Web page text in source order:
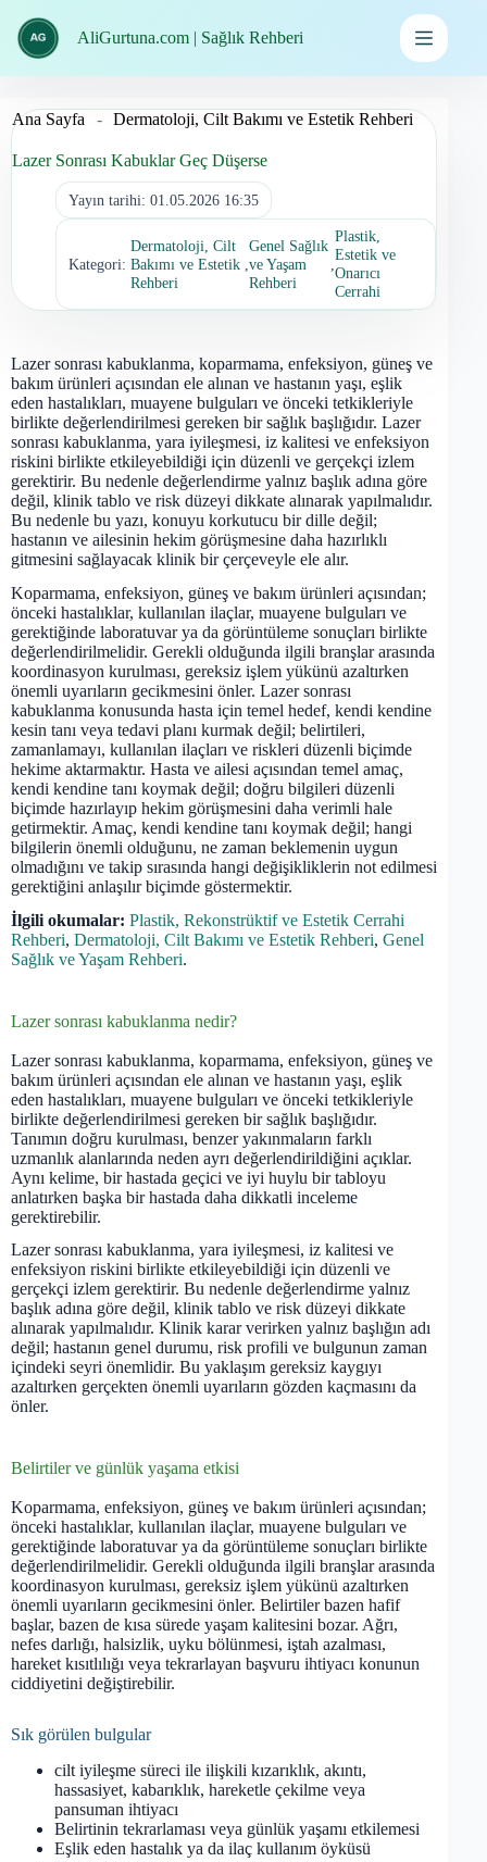
geç
AliGurtuna.com | Sağlık Rehberi
Ana Sayfa - Dermatoloji, Cilt Bakımı ve Estetik Rehberi
Lazer Sonrası Kabuklar Geç Düşerse
Yayın tarihi: 01.05.2026 16:35
Kategori:
Dermatoloji, Cilt
Bakımı ve Estetik
Rehberi
Genel Sağlık
ve Yaşam
Rehberi
Plastik,
Estetik ve
Onarıcı
Cerrahi
Lazer sonrası kabuklanma, koparmama, enfeksiyon, güneş ve
bakım ürünleri açısından ele alınan ve hastanın yaşı, eşlik
eden hastalıkları, muayene bulguları ve önceki tetkikleriyle
birlikte değerlendirilmesi gereken bir sağlık başlığıdır. Lazer
sonrası kabuklanma, yara iyileşmesi, iz kalitesi ve enfeksiyon
riskini birlikte etkileyebildiği için düzenli ve gerçekçi izlem
gerektirir. Bu nedenle değerlendirme yalnız başlık adına göre
değil, klinik tablo ve risk düzeyi dikkate alınarak yapılmalıdır.
Bu nedenle bu yazı, konuyu korkutucu bir dille değil;
hastanın ve ailesinin hekim görüşmesine daha hazırlıklı
gitmesini sağlayacak klinik bir çerçeveyle ele alır.
Koparmama, enfeksiyon, güneş ve bakım ürünleri açısından;
önceki hastalıklar, kullanılan ilaçlar, muayene bulguları ve
gerektiğinde laboratuvar ya da görüntüleme sonuçları birlikte
değerlendirilmelidir. Gerekli olduğunda ilgili branşlar arasında
koordinasyon kurulması, gereksiz işlem yükünü azaltırken
önemli uyarıların gecikmesini önler. Lazer sonrası
kabuklanma konusunda hasta için temel hedef, kendi kendine
kesin tanı veya tedavi planı kurmak değil; belirtileri,
zamanlamayı, kullanılan ilaçları ve riskleri düzenli biçimde
hekime aktarmaktır. Hasta ve ailesi açısından temel amaç,
kendi kendine tanı koymak değil; doğru bilgileri düzenli
biçimde hazırlayıp hekim görüşmesini daha verimli hale
getirmektir. Amaç, kendi kendine tanı koymak değil; hangi
bilgilerin önemli olduğunu, ne zaman beklemenin uygun
olmadığını ve takip sırasında hangi değişikliklerin not edilmesi
gerektiğini anlaşılır biçimde göstermektir.
İlgili okumalar: Plastik, Rekonstrüktif ve Estetik Cerrahi
Rehberi, Dermatoloji, Cilt Bakımı ve Estetik Rehberi, Genel
Sağlık ve Yaşam Rehberi.
Lazer sonrası kabuklanma nedir?
Lazer sonrası kabuklanma, koparmama, enfeksiyon, güneş ve
bakım ürünleri açısından ele alınan ve hastanın yaşı, eşlik
eden hastalıkları, muayene bulguları ve önceki tetkikleriyle
birlikte değerlendirilmesi gereken bir sağlık başlığıdır.
Tanımın doğru kurulması, benzer yakınmaların farklı
uzmanlık alanlarında neden ayrı değerlendirildiğini açıklar.
Aynı kelime, bir hastada geçici ve iyi huylu bir tabloyu
anlatırken başka bir hastada daha dikkatli inceleme
gerektirebilir.
Lazer sonrası kabuklanma, yara iyileşmesi, iz kalitesi ve
enfeksiyon riskini birlikte etkileyebildiği için düzenli ve
gerçekçi izlem gerektirir. Bu nedenle değerlendirme yalnız
başlık adına göre değil, klinik tablo ve risk düzeyi dikkate
alınarak yapılmalıdır. Klinik karar verirken yalnız başlığın adı
değil; hastanın genel durumu, risk profili ve bulgunun zaman
içindeki seyri önemlidir. Bu yaklaşım gereksiz kaygıyı
azaltırken gerçekten önemli uyarıların gözden kaçmasını da
önler.
Belirtiler ve günlük yaşama etkisi
Koparmama, enfeksiyon, güneş ve bakım ürünleri açısından;
önceki hastalıklar, kullanılan ilaçlar, muayene bulguları ve
gerektiğinde laboratuvar ya da görüntüleme sonuçları birlikte
değerlendirilmelidir. Gerekli olduğunda ilgili branşlar arasında
koordinasyon kurulması, gereksiz işlem yükünü azaltırken
önemli uyarıların gecikmesini önler. Belirtiler bazen hafif
başlar, bazen de kısa sürede yaşam kalitesini bozar. Ağrı,
nefes darlığı, halsizlik, uyku bölünmesi, iştah azalması,
hareket kısıtlılığı veya tekrarlayan başvuru ihtiyacı konunun
ciddiyetini değiştirebilir.
Sık görülen bulgular
cilt iyileşme süreci ile ilişkili kızarıklık, akıntı,
hassasiyet, kabarıklık, hareketle çekilme veya
pansuman ihtiyacı
Belirtinin tekrarlaması veya günlük yaşamı etkilemesi
Eşlik eden hastalık ya da ilaç kullanım öyküsü